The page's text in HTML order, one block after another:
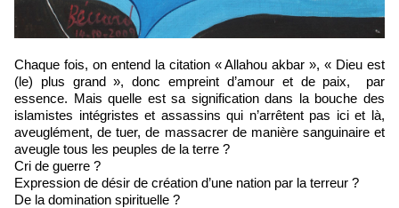
Chaque fois, on entend la citation « Allahou akbar », « Dieu est
(le) plus grand », donc empreint d’amour et de paix, par
essence. Mais quelle est sa signification dans la bouche des
islamistes intégristes et assassins qui n’arrêtent pas ici et là,
aveuglément, de tuer, de massacrer de manière sanguinaire et
aveugle tous les peuples de la terre ?
Cri de guerre ?
Expression de désir de création d’une nation par la terreur ?
De la domination spirituelle ?